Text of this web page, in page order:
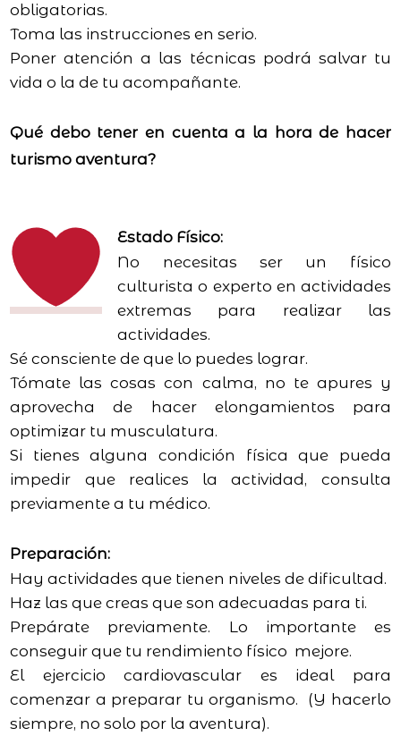
obligatorias.
Toma las instrucciones en serio.
Poner atención a las técnicas podrá salvar tu
vida o la de tu acompañante.
Qué debo tener en cuenta a la hora de hacer
turismo aventura?
Estado Físico:
No necesitas ser un físico
culturista o experto en actividades
extremas para realizar las
actividades.
Sé consciente de que lo puedes lograr.
Tómate las cosas con calma, no te apures y
aprovecha de hacer elongamientos para
optimizar tu musculatura.
Si tienes alguna condición física que pueda
impedir que realices la actividad, consulta
previamente a tu médico.
Preparación:
Hay actividades que tienen niveles de dificultad.
Haz las que creas que son adecuadas para ti.
Prepárate previamente. Lo importante es
conseguir que tu rendimiento físico mejore.
El ejercicio cardiovascular es ideal para
comenzar a preparar tu organismo. (Y hacerlo
siempre, no solo por la aventura).